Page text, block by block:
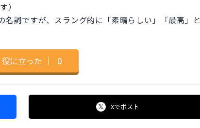
）
詞ですが、スラング的に「素晴らしい」「最高」と
役に立った ｜ 0
Xでポスト